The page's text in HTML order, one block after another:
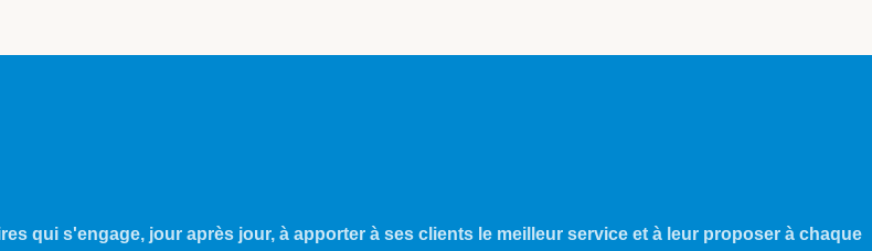
qui s'engage, jour après jour, à apporter à ses clients le meilleur service et à leur proposer à chaque